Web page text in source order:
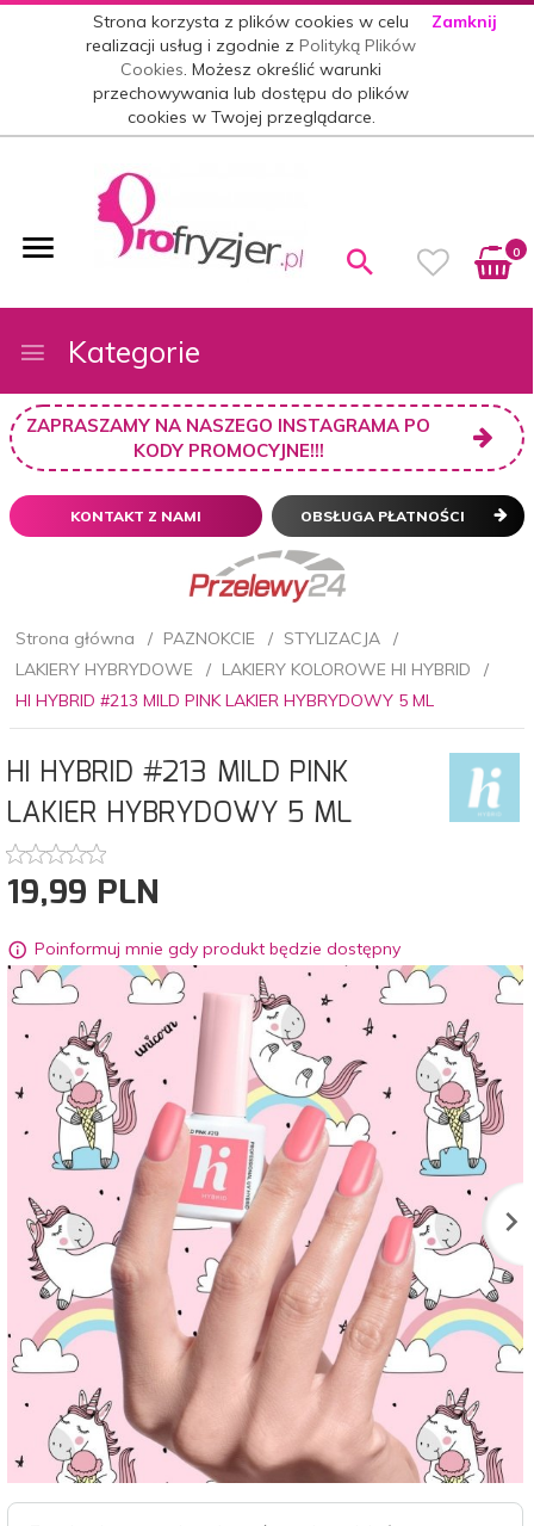
Strona korzysta z plików cookies w celu
realizacji usług i zgodnie zPolityką Plików
Cookies. Możesz określić warunki
przechowywania lub dostępu do plików
cookies w Twojej przeglądarce.
Zamknij
0
Kategorie
ZAPRASZAMY NA NASZEGO INSTAGRAMA PO
KODY PROMOCYJNE!!!
KONTAKT Z NAMI OBSŁUGA PŁATNOŚCI
Strona główna PAZNOKCIE
STYLIZACJA
LAKIERY HYBRYDOWE
LAKIERY KOLOROWE HI HYBRID
HI HYBRID #213 MILD PINK LAKIER HYBRYDOWY 5 ML
HI HYBRID #213 MILD PINK
LAKIER HYBRYDOWY 5 ML
19,99 PLN
Poinformuj mnie gdy produkt będzie dostępny